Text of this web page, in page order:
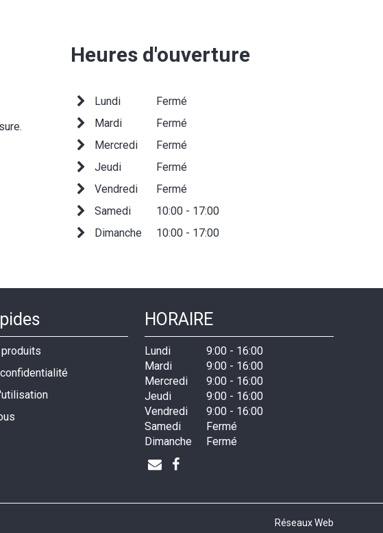
Heures d'ouverture
Lundi
Fermé
Mardi
Fermé
Mercredi
Fermé
Jeudi
Fermé
Vendredi
Fermé
Samedi
10:00 - 17:00
Dimanche
10:00 - 17:00
HORAIRE
Lundi 9:00- 16:00
Mardi
9:00- 16:00
Mercredi
9:00- 16:00
Jeudi
9:00- 16:00
Vendredi
9:00- 16:00
Samedi
Fermé
Dimanche
Fermé
Réseaux Web